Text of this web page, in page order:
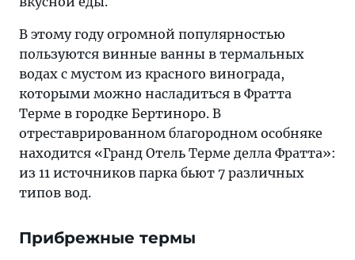
В этому году огромной популярностью
пользуются винные ванны в термальных
водах с мустом из красного винограда,
которыми можно насладиться в Фратта
Терме в городке Бертиноро. В
отреставрированном благородном особняке
находится «Гранд Отель Терме делла Фратта»:
из 11 источников парка бьют 7 различных
типов вод.
Прибрежные термы